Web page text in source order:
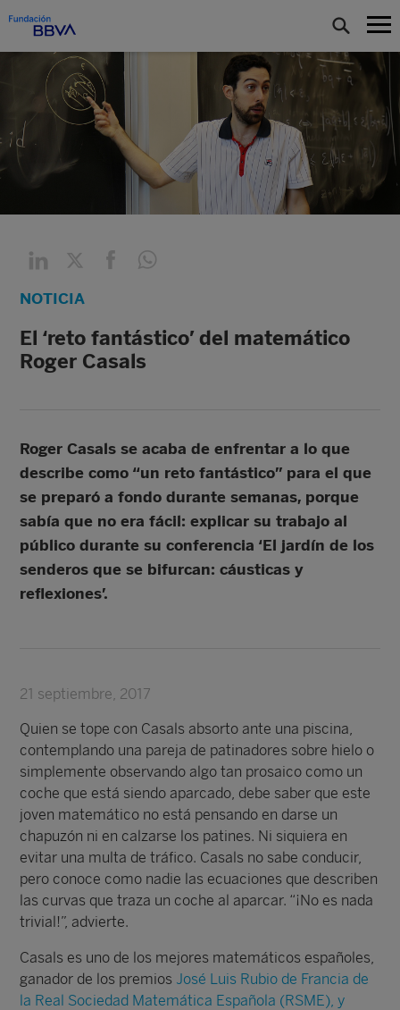
NOTICIA
El ‘reto fantástico’ del matemático
Roger Casals
Roger Casals se acaba de enfrentar a lo que
describe como “un reto fantástico” para el que
se preparó a fondo durante semanas, porque
sabía que no era fácil: explicar su trabajo al
público durante su conferencia ‘El jardín de los
senderos que se bifurcan: cáusticas y
reflexiones’.
21 septiembre, 2017
Quien se tope con Casals absorto ante una piscina,
contemplando una pareja de patinadores sobre hielo o
simplemente observando algo tan prosaico como un
coche que está siendo aparcado, debe saber que este
joven matemático no está pensando en darse un
chapuzón ni en calzarse los patines. Ni siquiera en
evitar una multa de tráfico. Casals no sabe conducir,
pero conoce como nadie las ecuaciones que describen
las curvas que traza un coche al aparcar. “¡No es nada
trivial!”, advierte.
Casals es uno de los mejores matemáticos españoles,
ganador de los premios José Luis Rubio de Francia de
la Real Sociedad Matemática Española (RSME), y